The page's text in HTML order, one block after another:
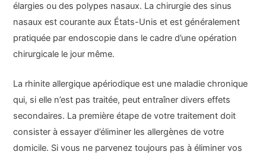
élargies ou des polypes nasaux. La chirurgie des sinus
nasaux est courante aux États-Unis et est généralement
pratiquée par endoscopie dans le cadre d’une opération
chirurgicale le jour même.
La rhinite allergique apériodique est une maladie chronique
qui, si elle n’est pas traitée, peut entraîner divers effets
secondaires. La première étape de votre traitement doit
consister à essayer d’éliminer les allergènes de votre
domicile. Si vous ne parvenez toujours pas à éliminer vos